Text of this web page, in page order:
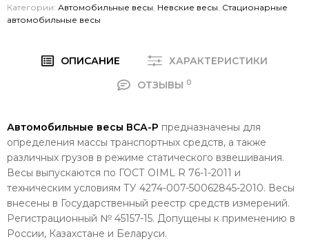
Категории: Автомобильные весы, Невские весы, Стационарные
автомобильные весы
ОПИСАНИЕ
ХАРАКТЕРИСТИКИ
ОТЗЫВЫ 0
Автомобильные весы ВСА-Р предназначены для
определения массы транспортных средств, а также
различных грузов в режиме статического взвешивания.
Весы выпускаются по ГОСТ OIML R 76-1-2011 и
техническим условиям ТУ 4274-007-50062845-2010. Весы
внесены в Государственный реестр средств измерений.
Регистрационный № 45157-15. Допущены к применению в
России, Казахстане и Беларуси.